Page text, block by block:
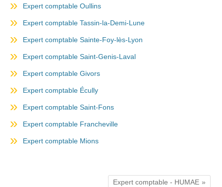
Expert comptable Oullins
Expert comptable Tassin-la-Demi-Lune
Expert comptable Sainte-Foy-lès-Lyon
Expert comptable Saint-Genis-Laval
Expert comptable Givors
Expert comptable Écully
Expert comptable Saint-Fons
Expert comptable Francheville
Expert comptable Mions
Expert comptable - HUMAE